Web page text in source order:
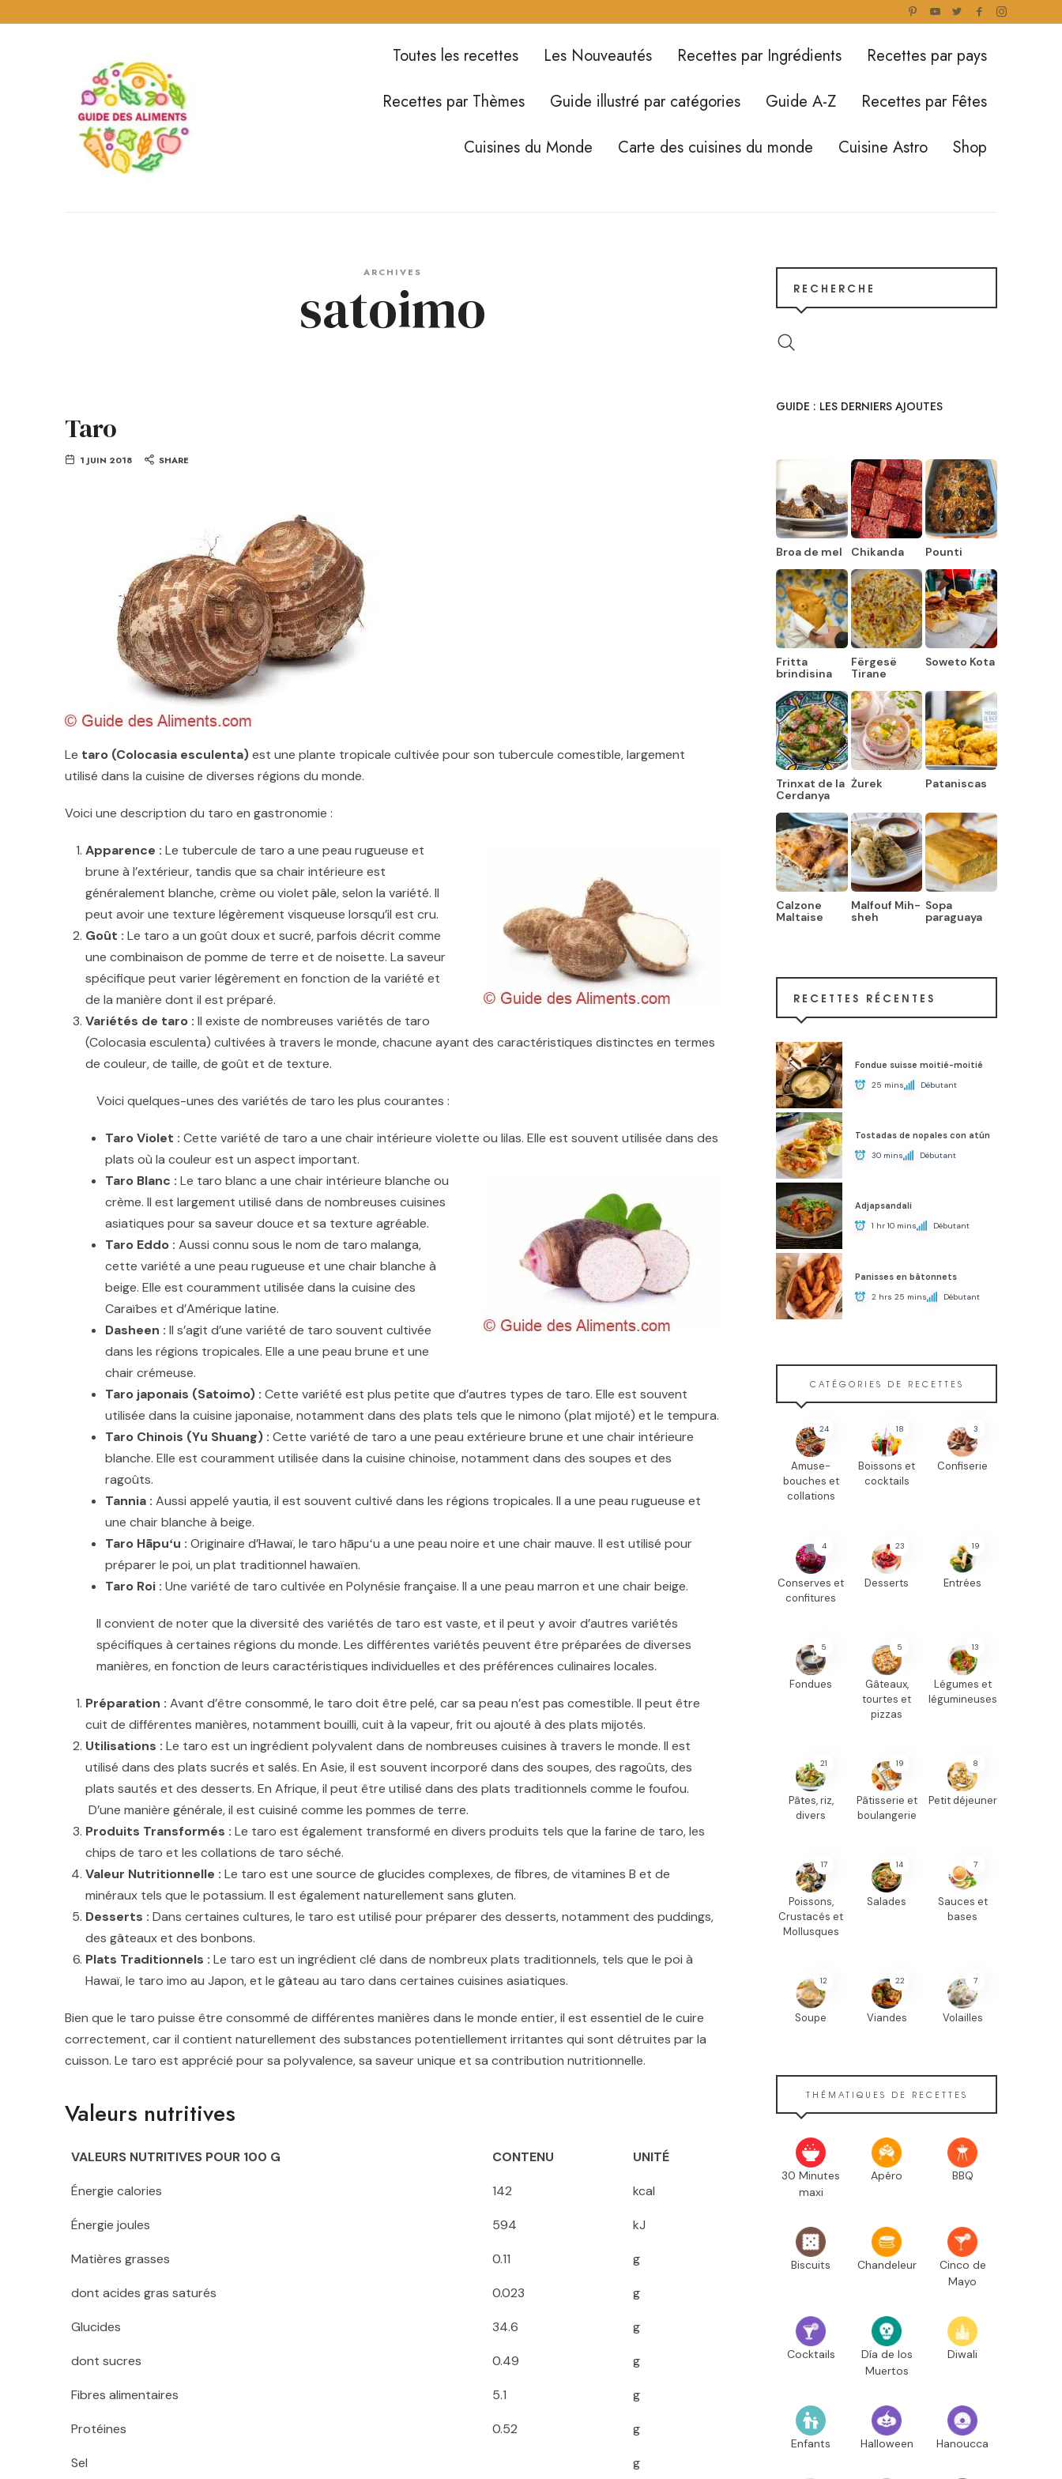
Guide
des
Aliments
Toutes les recettes Les Nouveautés Recettes par Ingrédients
Recettes par pays
Recettes par Thèmes
Guide illustré par catégories Guide A-Z
Recettes par Fêtes
Cuisines du Monde
Carte des cuisines du monde Cuisine Astro Shop
ARCHIVES
satoimo
Taro
1 JUIN 2018 SHARE
Le taro (Colocasia esculenta)est une plante tropicale cultivée pour son tubercule comestible, largement
utilisé dans la cuisine de diverses régions du monde.
Voici une description du taro en gastronomie :
Apparence : Le tubercule de taro a une peau rugueuse et
brune à l’extérieur, tandis que sa chair intérieure est
généralement blanche, crème ou violet pâle, selon la variété. Il
peut avoir une texture légèrement visqueuse lorsqu’il est cru.
Goût : Le taro a un goût doux et sucré, parfois décrit comme
une combinaison de pomme de terre et de noisette. La saveur
spécifique peut varier légèrement en fonction de la variété et
de la manière dont il est préparé.
Variétés de taro : Il existe de nombreuses variétés de taro
(Colocasia esculenta) cultivées à travers le monde, chacune ayant des caractéristiques distinctes en termes
de couleur, de taille, de goût et de texture.
Voici quelques-unes des variétés de taro les plus courantes :
Taro Violet : Cette variété de taro a une chair intérieure violette ou lilas. Elle est souvent utilisée dans des
plats où la couleur est un aspect important.
Taro Blanc : Le taro blanc a une chair intérieure blanche ou
crème. Il est largement utilisé dans de nombreuses cuisines
asiatiques pour sa saveur douce et sa texture agréable.
Taro Eddo : Aussi connu sous le nom de taro malanga,
cette variété a une peau rugueuse et une chair blanche à
beige. Elle est couramment utilisée dans la cuisine des
Caraïbes et d’Amérique latine.
Dasheen : Il s’agit d’une variété de taro souvent cultivée
dans les régions tropicales. Elle a une peau brune et une
chair crémeuse.
Taro japonais (Satoimo) : Cette variété est plus petite que d’autres types de taro. Elle est souvent
utilisée dans la cuisine japonaise, notamment dans des plats tels que le nimono (plat mijoté) et le tempura.
Taro Chinois (Yu Shuang) : Cette variété de taro a une peau extérieure brune et une chair intérieure
blanche. Elle est couramment utilisée dans la cuisine chinoise, notamment dans des soupes et des
ragoûts.
Tannia : Aussi appelé yautia, il est souvent cultivé dans les régions tropicales. Il a une peau rugueuse et
une chair blanche à beige.
Taro Hāpuʻu : Originaire d’Hawaï, le taro hāpuʻu a une peau noire et une chair mauve. Il est utilisé pour
préparer le poi, un plat traditionnel hawaïen.
Taro Roi : Une variété de taro cultivée en Polynésie française. Il a une peau marron et une chair beige.
Il convient de noter que la diversité des variétés de taro est vaste, et il peut y avoir d’autres variétés
spécifiques à certaines régions du monde. Les différentes variétés peuvent être préparées de diverses
manières, en fonction de leurs caractéristiques individuelles et des préférences culinaires locales.
Préparation : Avant d’être consommé, le taro doit être pelé, car sa peau n’est pas comestible. Il peut être
cuit de différentes manières, notamment bouilli, cuit à la vapeur, frit ou ajouté à des plats mijotés.
Utilisations : Le taro est un ingrédient polyvalent dans de nombreuses cuisines à travers le monde. Il est
utilisé dans des plats sucrés et salés. En Asie, il est souvent incorporé dans des soupes, des ragoûts, des
plats sautés et des desserts. En Afrique, il peut être utilisé dans des plats traditionnels comme le foufou.
D’une manière générale, il est cuisiné comme les pommes de terre.
Produits Transformés : Le taro est également transformé en divers produits tels que la farine de taro, les
chips de taro et les collations de taro séché.
Valeur Nutritionnelle : Le taro est une source de glucides complexes, de fibres, de vitamines B et de
minéraux tels que le potassium. Il est également naturellement sans gluten.
Desserts : Dans certaines cultures, le taro est utilisé pour préparer des desserts, notamment des puddings,
des gâteaux et des bonbons.
Plats Traditionnels : Le taro est un ingrédient clé dans de nombreux plats traditionnels, tels que le poi à
Hawaï, le taro imo au Japon, et le gâteau au taro dans certaines cuisines asiatiques.
Bien que le taro puisse être consommé de différentes manières dans le monde entier, il est essentiel de le cuire
correctement, car il contient naturellement des substances potentiellement irritantes qui sont détruites par la
cuisson. Le taro est apprécié pour sa polyvalence, sa saveur unique et sa contribution nutritionnelle.
Valeurs nutritives
VALEURS NUTRITIVES POUR 100 G CONTENU UNITÉ
Énergie calories 142 kcal
Énergie joules 594 kJ
Matières grasses 0.11 g
dont acides gras saturés 0.023 g
Glucides 34.6 g
dont sucres 0.49 g
Fibres alimentaires 5.1 g
Protéines 0.52 g
Sel g
RECHERCHE
GUIDE : LES DERNIERS AJOUTES
Broa de mel Chikanda Pounti
Fritta
brindisina
Fërgesë
Tirane
Soweto Kota
Trinxat de la
Cerdanya
Żurek Pataniscas
Calzone
Maltaise
Malfouf Mih-
sheh
Sopa
paraguaya
RECETTES RÉCENTES
Fondue suisse moitié-moitié
25 mins Débutant
Tostadas de nopales con atún
30 mins Débutant
Adjapsandali
1 hr 10 mins Débutant
Panisses en bâtonnets
2 hrs 25 mins Débutant
CATÉGORIES DE RECETTES
24
Amuse-
bouches et
collations
18
Boissons et
cocktails
3
Confiserie
4
Conserves et
confitures
23
Desserts
19
Entrées
5
Fondues
5
Gâteaux,
tourtes et
pizzas
13
Légumes et
légumineuses
21
Pâtes, riz,
divers
19
Pâtisserie et
boulangerie
8
Petit déjeuner
17
Poissons,
Crustacés et
Mollusques
14
Salades
7
Sauces et
bases
12
Soupe
22
Viandes
7
Volailles
THÉMATIQUES DE RECETTES
30 Minutes
maxi
Apéro BBQ
Biscuits Chandeleur
Cinco de
Mayo
Cocktails
Día de los
Muertos
Diwali
Enfants Halloween Hanoucca